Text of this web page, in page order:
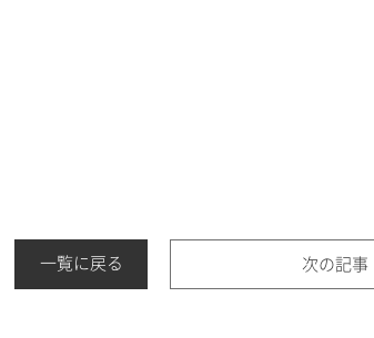
一覧に戻る 次の記事